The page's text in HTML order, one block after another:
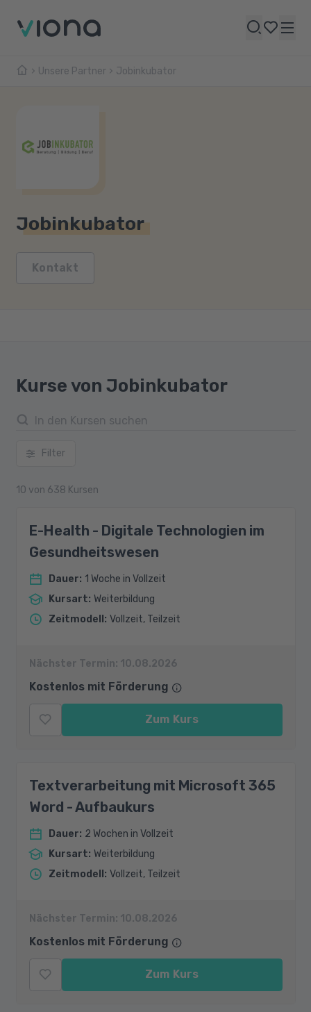
Unsere Partner Jobinkubator
Jobinkubator
Kontakt
Kurse von Jobinkubator
Filter
10 von 638 Kursen
E-Health - Digitale Technologien im
Gesundheitswesen
Dauer: 1 Woche in Vollzeit
Kursart: Weiterbildung
Zeitmodell : Vollzeit, Teilzeit
Nächster Termin: 10.08.2026
Kostenlos mit Förderung
Zum Kurs
Textverarbeitung mit Microsoft 365
Word - Aufbaukurs
Dauer: 2 Wochen in Vollzeit
Kursart: Weiterbildung
Zeitmodell : Vollzeit, Teilzeit
Nächster Termin: 10.08.2026
Kostenlos mit Förderung
Zum Kurs